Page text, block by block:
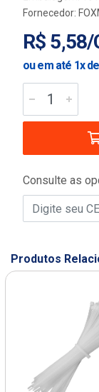
Fornecedor:
R$ 5,58/
ou em até 1x
Consulte as
Produtos